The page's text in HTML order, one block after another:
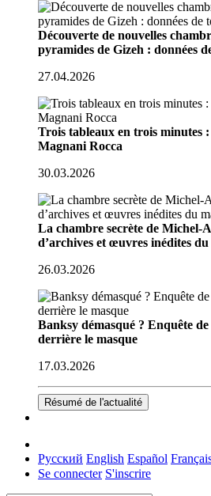
Découverte de nouvelles
pyramides de Gizeh : données
27.04.2026
Trois tableaux en trois minutes
Magnani Rocca
30.03.2026
La chambre secrète de Michel-
d’archives et œuvres inédites
26.03.2026
Banksy démasqué ? Enquête
derrière le masque
17.03.2026
Résumé de l'actualité
Русский English Español
Se connecter S'inscrire